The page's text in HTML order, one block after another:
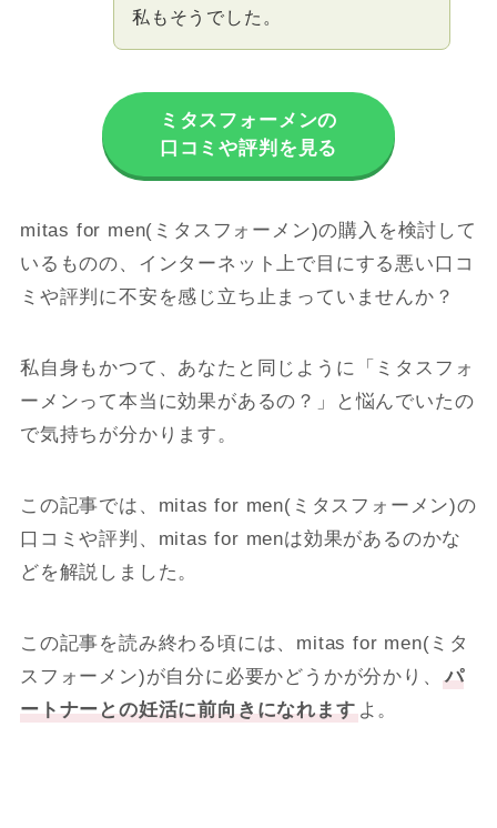
私もそうでした。
ミタスフォーメンの
口コミや評判を見る
mitas for men(ミタスフォーメン)の購入を検討して
いるものの、インターネット上で目にする悪い口コ
ミや評判に不安を感じ立ち止まっていませんか？
私自身もかつて、あなたと同じように「ミタスフォ
ーメンって本当に効果があるの？」と悩んでいたの
で気持ちが分かります。
この記事では、mitas for men(ミタスフォーメン)の
口コミや評判、mitas for menは効果があるのかな
どを解説しました。
この記事を読み終わる頃には、mitas for men(ミタ
スフォーメン)が自分に必要かどうかが分かり、
パ
ートナーとの妊活に前向きになれますよ。